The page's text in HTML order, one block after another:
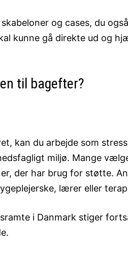
og cases, du
kunne gå direkte ud og
til bagefter?
kan du arbejde som
miljø. Mange
der har brug for støtte.
lærer eller
i Danmark stiger